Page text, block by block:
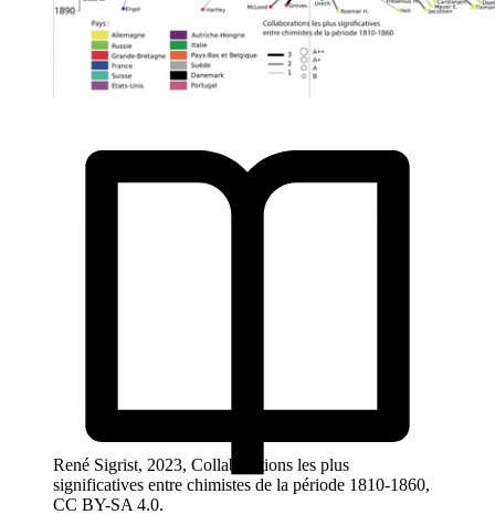
René Sigrist, 2023, Collaborations les plus
significatives entre chimistes de la période 1810-1860,
CC BY-SA 4.0.